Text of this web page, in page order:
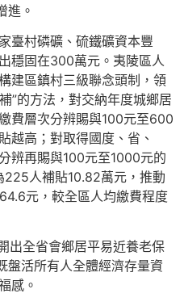
進。
臺村磷礦、硫鐵礦資本豐
穩固在300萬元。夷陵區人
建區鎮村三級聯念頭制，領
”的方法，對交納年度城鄉居
費層次分辨賜與100元至600
越高；對取得國度、省、
辨再賜與100元至1000元的
人補貼10.82萬元，推動
元，較全區人均繳費程度
出全省會鄉居平易近養老保
盤活所有人全體經濟存量資
感。